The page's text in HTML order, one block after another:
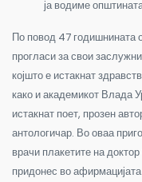
ја водиме
По повод 47
прогласи за свои
којшто е истакнат
како и академикот Влада
истакнат поет, прозен
антологичар. Во оваа
врачи плакетите на
придонес во